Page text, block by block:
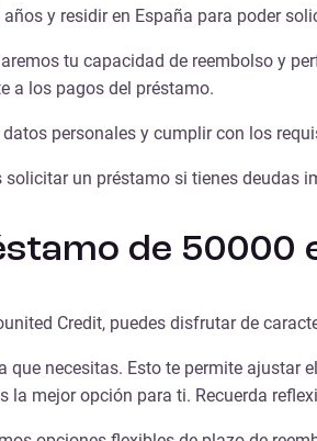
y residir en España para poder
tu capacidad de reembolso y
a los pagos del préstamo.
personales y cumplir con los
solicitar un préstamo si tienes deudas
de 50000
Credit, puedes disfrutar de
necesitas. Esto te permite ajustar
la mejor opción para ti. Recuerda